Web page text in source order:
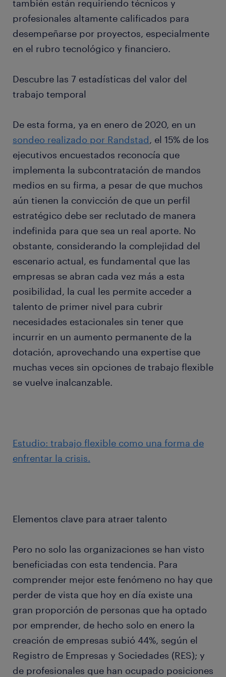
también están requiriendo técnicos y
profesionales altamente calificados para
desempeñarse por proyectos, especialmente
en el rubro tecnológico y financiero.
Descubre las 7 estadísticas del valor del
trabajo temporal
De esta forma, ya en enero de 2020, en un
sondeo realizado por Randstad, el 15% de los
ejecutivos encuestados reconocía que
implementa la subcontratación de mandos
medios en su firma, a pesar de que muchos
aún tienen la convicción de que un perfil
estratégico debe ser reclutado de manera
indefinida para que sea un real aporte. No
obstante, considerando la complejidad del
escenario actual, es fundamental que las
empresas se abran cada vez más a esta
posibilidad, la cual les permite acceder a
talento de primer nivel para cubrir
necesidades estacionales sin tener que
incurrir en un aumento permanente de la
dotación, aprovechando una expertise que
muchas veces sin opciones de trabajo flexible
se vuelve inalcanzable.
Estudio: trabajo flexible como una forma de
enfrentar la crisis.
Elementos clave para atraer talento
Pero no solo las organizaciones se han visto
beneficiadas con esta tendencia. Para
comprender mejor este fenómeno no hay que
perder de vista que hoy en día existe una
gran proporción de personas que ha optado
por emprender, de hecho solo en enero la
creación de empresas subió 44%, según el
Registro de Empresas y Sociedades (RES); y
de profesionales que han ocupado posiciones